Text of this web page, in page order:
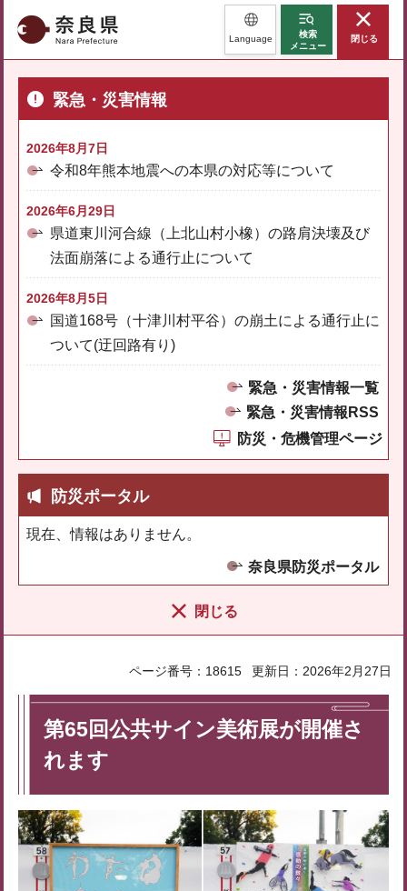
奈良県 Language
検索
メニュー
閉じる
緊急・災害情報
2026年8月7日
令和8年熊本地震への本県の対応等について
2026年6月29日
県道東川河合線（上北山村小橡）の路肩決壊及び
法面崩落による通行止について
2026年8月5日
国道168号（十津川村平谷）の崩土による通行止に
ついて(迂回路有り)
緊急・災害情報一覧
緊急・災害情報RSS
防災・危機管理ページ
防災ポータル
現在、情報はありません。
奈良県防災ポータル
閉じる
ページ番号：18615 更新日：2026年2月27日
第65回公共サイン美術展が開催さ
れます